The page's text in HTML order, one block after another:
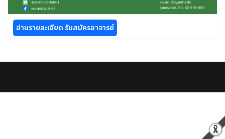
อ่านรายละเอียด รับสมัครอาจารย์